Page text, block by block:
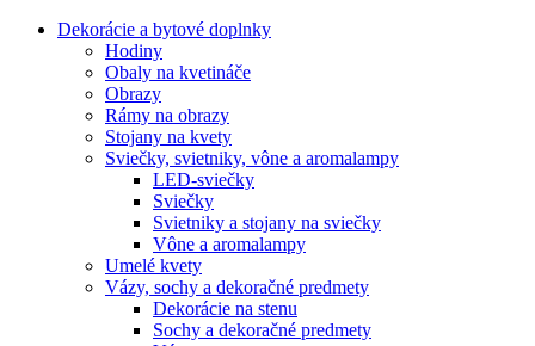
Dekorácie a bytové doplnky
Hodiny
Obaly na kvetináče
Obrazy
Rámy na obrazy
Stojany na kvety
Sviečky, svietniky, vône a aromalampy
LED-sviečky
Sviečky
Svietniky a stojany na sviečky
Vône a aromalampy
Umelé kvety
Vázy, sochy a dekoračné predmety
Dekorácie na stenu
Sochy a dekoračné predmety